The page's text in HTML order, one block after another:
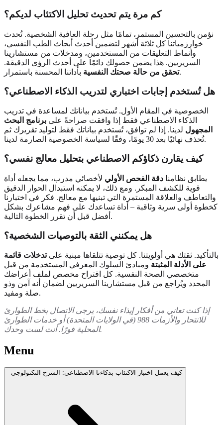
كم مرة يتم تحديث تحليل الاكتئاب لديكم؟
نؤمن بالتحسين المستمر، تمامًا مثل رحلة العافية الشخصية. تُحدث
خوارزمياتنا كل ثلاثة أشهر لتضمين أحدث أبحاث الطب النفسي،
وأنماط التعليقات من المستخدمين، ومدخلات من مستشارينا
السريريين. هذا يضمن حصولك دائمًا على أحدث الرؤى الدقيقة.
تحقق من حالة صحتك النفسيةبأداتنا المحسنة باستمرار.
هل تُستخدم إجابات اختباري لتدريب الذكاء الاصطناعي؟
الخصوصية في المقام الأول. تُستخدم بياناتك لمساعدة في تدريب
الذكاء الاصطناعي فقط إذا وافقت صراحةً على برنامج البحث
المجهول لدينا. إذا لم توافق، تُستخدم بياناتك فقط لتوليد تقريرك ثم
تُحذف نهائيًا بعد 30 يومًا، وفقًا لسياسة الخصوصية الصارمة لدينا.
كيف يقارن ذكاؤكم الاصطناعي بتحليل معالج نفسي؟
يطابق نظامنا دقة الفحص الأولي لأخصائي مدرب، مما يجعله أداة
قوية للكشف المبكر. ومع ذلك، لا يمكنه استبدال الحوار الدقيق
والتعاطف والعلاقة المستمرة التي تبنيها مع معالج. فكر في اختبارنا
كخطوة أولى سرية وثاقبة – أداة تساعدك على فهم مشاعرك بشكل
أفضل قبل أن تقرر الخطوة التالية.
هل يمكنني الثقة بالتوصيات الشخصية؟
بالتأكيد. ثقتك هي أولويتنا. كل توصية تتلقاها مبنية علىتدخلات قائمة
على الأدلة المثبتة ومبادئ السلوك المعرفي المستخدمة من قبل
متخصصي الصحة النفسية. كل اقتراح مخصص لملف أعراضك
المحدد ويُراجع من قبل مستشارينا السريريين لضمان أنه آمن وذو
صلة ومفيد.
إذا كنت تعاني من أفكار إيذاء نفسك، يرجى الاتصال بخط الطوارئ
للانتحار والأزمات 988 (في الولايات المتحدة) أو خدمات الطوارئ
المحلية فورًا. أنت لست وحدك.
Menu
كيف يعمل اختبار الاكتئاب بذكاءنا الاصطناعي: الشرح التكنولوجي